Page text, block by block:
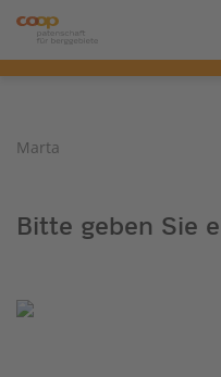
Marta
Bitte geben Sie